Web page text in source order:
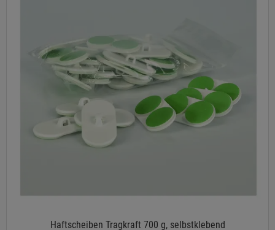
Haftscheiben Tragkraft 700 g, selbstklebend